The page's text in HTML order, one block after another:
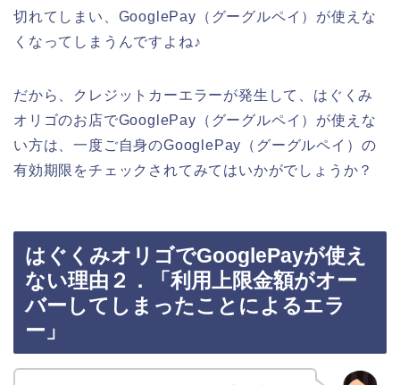
切れてしまい、GooglePay（グーグルペイ）が使えな
くなってしまうんですよね♪
だから、クレジットカーエラーが発生して、はぐくみ
オリゴのお店でGooglePay（グーグルペイ）が使えな
い方は、一度ご自身のGooglePay（グーグルペイ）の
有効期限をチェックされてみてはいかがでしょうか？
はぐくみオリゴでGooglePayが使え
ない理由２．「利用上限金額がオー
バーしてしまったことによるエラ
ー」